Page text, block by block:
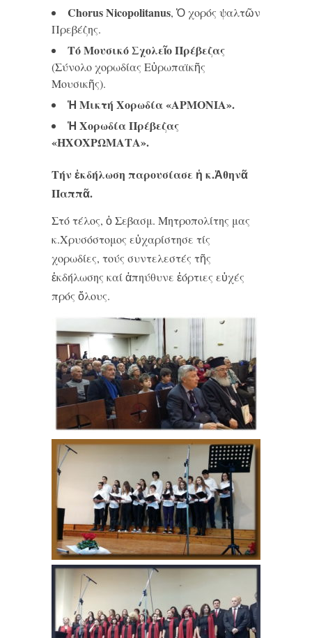
ChorusNicopolitanus, Ὁ χορός ψαλτῶν
Πρεβέζης.
Τό Μουσικό Σχολεῖο Πρέβεζας
(Σύνολο χορωδίας Εὐρωπαϊκῆς
Μουσικῆς).
Ἡ Μικτή Χορωδία «ΑΡΜΟΝΙΑ».
Ἡ Χορωδία Πρέβεζας
«ΗΧΟΧΡΩΜΑΤΑ».
Τήν ἐκδήλωση παρουσίασε ἡ κ.Ἀθηνᾶ
Παππᾶ.
Στό τέλος, ὁ Σεβασμ. Μητροπολίτης μας
κ.Χρυσόστομος εὐχαρίστησε τίς
χορωδίες, τούς συντελεστές τῆς
ἐκδήλωσης καί ἀπηύθυνε ἑόρτιες εὐχές
πρός ὅλους.